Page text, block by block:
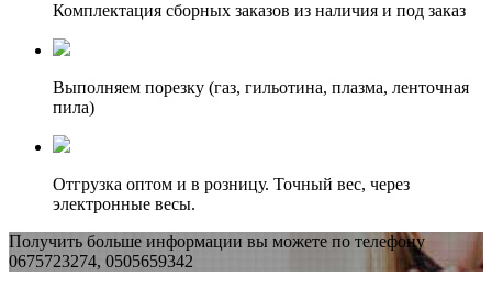
Комплектация сборных заказов из наличия и под заказ
Выполняем порезку (газ, гильотина, плазма, ленточная
пила)
Отгрузка оптом и в розницу. Точный вес, через
электронные весы.
Получить больше информации вы можете по телефону
0675723274, 0505659342